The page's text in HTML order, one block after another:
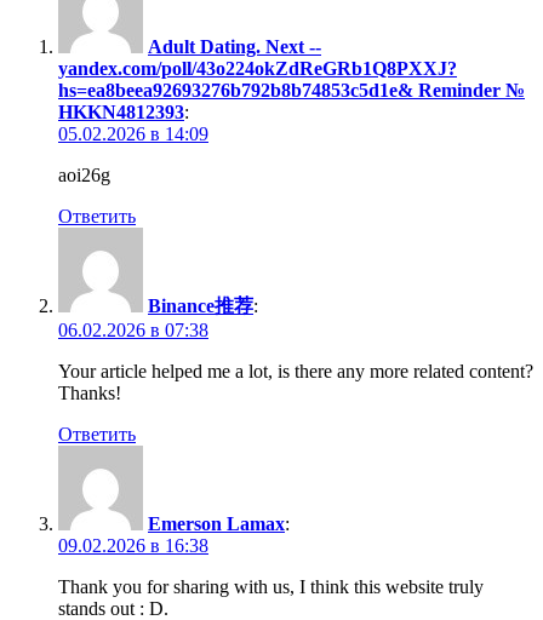
Adult Dating. Next --
yandex.com/poll/43o224okZdReGRb1Q8PXXJ?
hs=ea8beea92693276b792b8b74853c5d1e& Reminder №
HKKN4812393:
05.02.2026 в 14:09
aoi26g
Ответить
Binance推荐:
06.02.2026 в 07:38
Your article helped me a lot, is there any more related content?
Thanks!
Ответить
Emerson Lamax:
09.02.2026 в 16:38
Thank you for sharing with us, I think this website truly
stands out : D.